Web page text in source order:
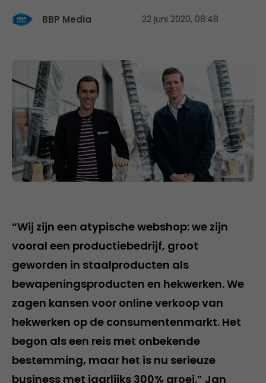
BBP Media 22 juni 2020, 08:48
“Wij zijn een atypische webshop: we zijn
vooral een productiebedrijf, groot
geworden in staalproducten als
bewapeningsproducten en hekwerken. We
zagen kansen voor online verkoop van
hekwerken op de consumentenmarkt. Het
begon als een reis met onbekende
bestemming, maar het is nu serieuze
business met jaarlijks 300% groei.” Jan